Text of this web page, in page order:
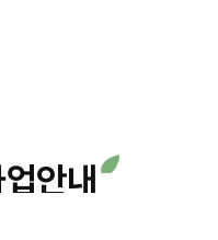
안내